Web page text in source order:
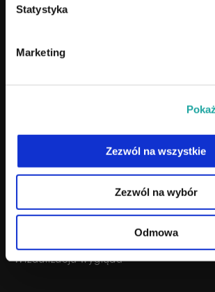
Statystyka
Marketing
Zezwól na wszystkie
Zezwól na wybór
Odmowa
Warszawa, ul. Ukryty Raj 1
Co to jest mikropigmentacja?
FAQ
Wizualizacja wyglądu